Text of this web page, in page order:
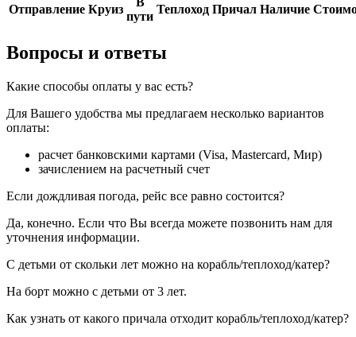
Отправление Круиз
пути
Теплоход Причал Наличие
Вопросы и ответы
Какие способы оплаты у вас есть?
Для Вашего удобства мы предлагаем несколько вариантов
оплаты:
расчет банковскими картами (Visa, Mastercard, Мир)
зачислением на расчетный счет
Если дождливая погода, рейс все равно состоится?
Да, конечно. Если что Вы всегда можете позвонить нам для
уточнения информации.
С детьми от скольки лет можно на корабль/теплоход/катер?
На борт можно с детьми от 3 лет.
Как узнать от какого причала отходит корабль/теплоход/катер?